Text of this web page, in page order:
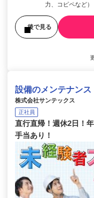
力、コピペなど）
後で見る
設備のメンテナンス
株式会社サンテックス
正社員
直行直帰！週休2日！
手当あり！